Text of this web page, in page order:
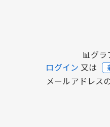
📊グラ
ログイン 又は
メールアドレス